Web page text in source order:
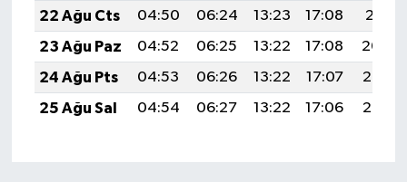
22 Ağu Cts
04:50 06:24 13:23 17:08
20:11
23 Ağu Paz
04:52 06:25 13:22 17:08
20:09
24 Ağu Pts
04:53 06:26 13:22 17:07
20:08
25 Ağu Sal
04:54 06:27 13:22 17:06 20:06